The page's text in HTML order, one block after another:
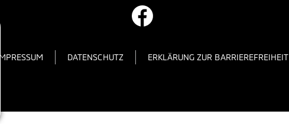
IMPRESSUM DATENSCHUTZ ERKLÄRUNG ZUR BARRIEREFREIHEIT